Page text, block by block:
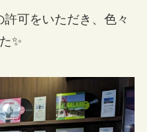
可をいただき、色々
✨